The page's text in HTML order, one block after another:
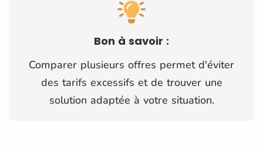
Bon à savoir :
Comparer plusieurs offres permet d'éviter
des tarifs excessifs et de trouver une
solution adaptée à votre situation.